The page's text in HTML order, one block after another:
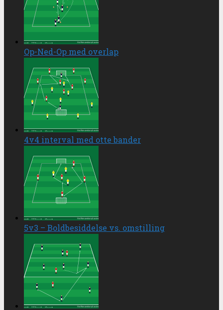
Op-Ned-Op med overlap
4v4 interval med otte bander
5v3 – Boldbesiddelse vs. omstilling